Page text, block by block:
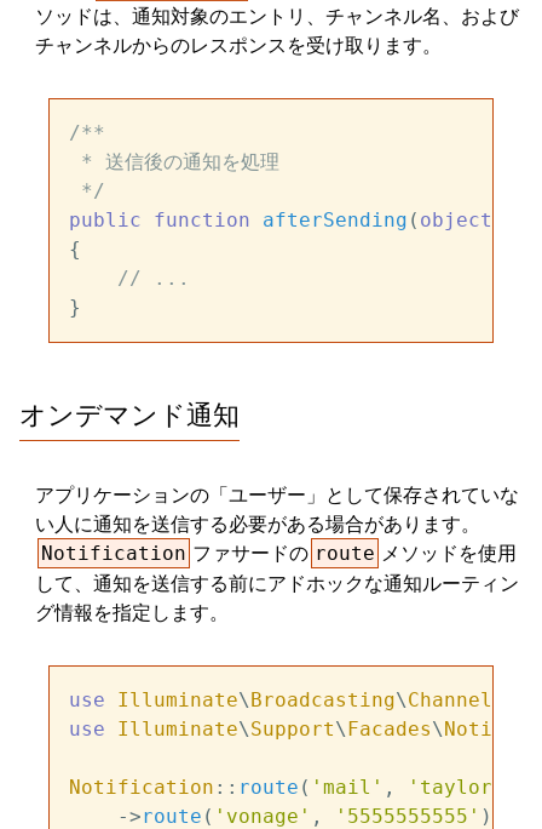
ソッドは、通知対象のエントリ、チャンネル名、および
チャンネルからのレスポンスを受け取ります。
/**
* 送信後の通知を処理
*/
public
function afterSending ( object
{
// ...
オンデマンド通知
アプリケーションの「ユーザー」として保存されていな
い人に通知を送信する必要がある場合があります。
Notification ファサードの route メソッドを使用
して、通知を送信する前にアドホックな通知ルーティン
グ情報を指定します。
use Illuminate\Broadcasting\Channel
use
Illuminate\Support\Facades\
Notification :: route ( 'mail' ,
    ->
route ( 'vonage' , '5555555555' )